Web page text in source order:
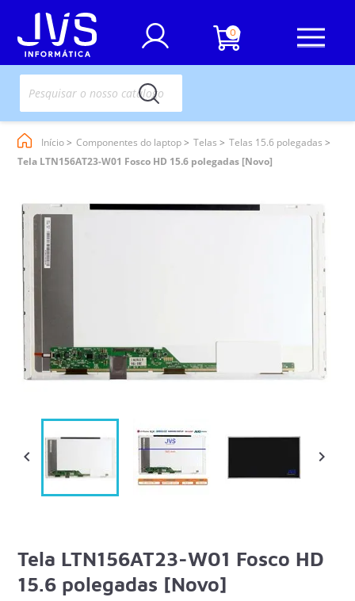
0
Início Componentes do laptop Telas
Telas 15.6 polegadas
Tela LTN156AT23-W01 Fosco HD 15.6 polegadas [Novo]
 
Tela LTN156AT23-W01 Fosco HD
15.6 polegadas [Novo]